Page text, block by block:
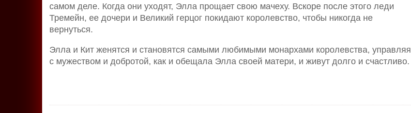
самом деле. Когда они уходят, Элла прощает свою мачеху. Вскоре после этого леди
Тремейн, ее дочери и Великий герцог покидают королевство, чтобы никогда не
вернуться.
Элла и Кит женятся и становятся самыми любимыми монархами королевства, управляя
с мужеством и добротой, как и обещала Элла своей матери, и живут долго и счастливо.